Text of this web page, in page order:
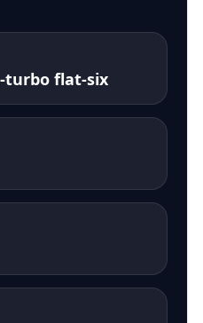
turbo flat-six